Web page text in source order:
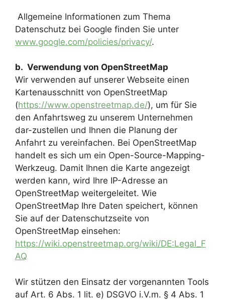
Allgemeine Informationen zum Thema
Datenschutz bei Google finden Sie unter
www.google.com/policies/privacy/.
b. Verwendung von OpenStreetMap
Wir verwenden auf unserer Webseite einen
Kartenausschnitt von OpenStreetMap
(https://www.openstreetmap.de/), um für Sie
den Anfahrtsweg zu unserem Unternehmen
dar-zustellen und Ihnen die Planung der
Anfahrt zu vereinfachen. Bei OpenStreetMap
handelt es sich um ein Open-Source-Mapping-
Werkzeug. Damit Ihnen die Karte angezeigt
werden kann, wird Ihre IP-Adresse an
OpenStreetMap weitergeleitet. Wie
OpenStreetMap Ihre Daten speichert, können
Sie auf der Datenschutzseite von
OpenStreetMap einsehen:
https://wiki.openstreetmap.org/wiki/DE:Legal_F
AQ
Wir stützen den Einsatz der vorgenannten Tools
auf Art. 6 Abs. 1 lit. e) DSGVO i.V.m. § 4 Abs. 1